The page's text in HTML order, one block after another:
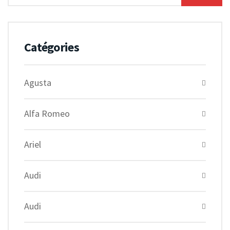
Catégories
Agusta
Alfa Romeo
Ariel
Audi
Audi